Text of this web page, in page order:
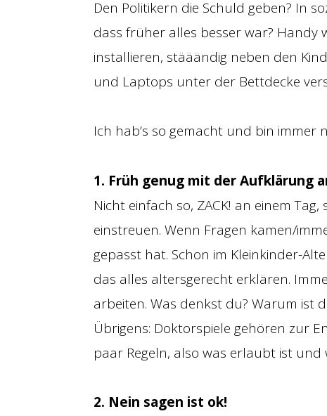
Den Politikern die Schuld geben? In
dass früher alles besser war? Handy
installieren, stääändig neben den
und Laptops unter der Bettdecke
Ich hab’s so gemacht und bin immer
1. Früh genug mit der Aufklärung
Nicht einfach so, ZACK! an einem
einstreuen. Wenn Fragen kamen/
gepasst hat. Schon im Kleinkinder-
das alles altersgerecht erklären.
arbeiten. Was denkst du? Warum ist
Übrigens: Doktorspiele gehören zur
paar Regeln, also was erlaubt ist
2. Nein sagen ist ok!